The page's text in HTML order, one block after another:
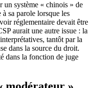
un système « chinois » de
sa parole lorsque les
réglementaire devait être
aurait une autre issue : la
tantôt par la
dans la source du droit.
dans la fonction de juge